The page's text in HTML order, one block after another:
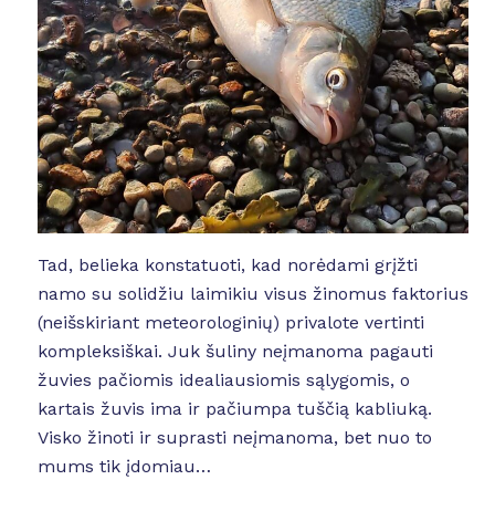
Tad, belieka konstatuoti, kad norėdami grįžti
namo su solidžiu laimikiu visus žinomus faktorius
(neišskiriant meteorologinių) privalote vertinti
kompleksiškai. Juk šuliny neįmanoma pagauti
žuvies pačiomis idealiausiomis sąlygomis, o
kartais žuvis ima ir pačiumpa tuščią kabliuką.
Visko žinoti ir suprasti neįmanoma, bet nuo to
mums tik įdomiau…